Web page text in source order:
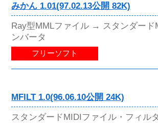
みかん 1.01(97.02.13公開 82K)
Ray型MMLファイル → スタンダード
ンバータ
フリーソフト
MFILT 1.0(96.06.10公開 24K)
スタンダードMIDIファイル・フィル